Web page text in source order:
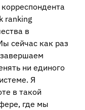
ranking
в
сейчас как раз
ни единого
Я
в такой
где мы